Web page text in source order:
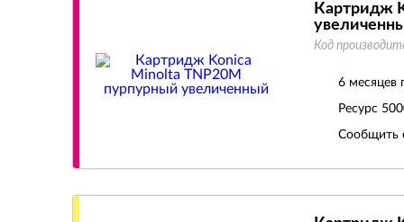
Картридж
Код
6 месяцев
Ресурс
Сообщить